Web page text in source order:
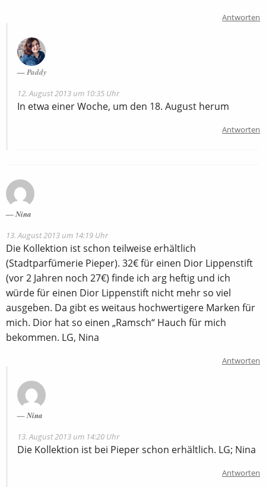
Antworten
Paddy
12. August 2013 um 10:35 Uhr
In etwa einer Woche, um den 18. August herum
Antworten
Nina
13. August 2013 um 14:19 Uhr
Die Kollektion ist schon teilweise erhältlich
(Stadtparfümerie Pieper). 32€ für einen Dior Lippenstift
(vor 2 Jahren noch 27€) finde ich arg heftig und ich
würde für einen Dior Lippenstift nicht mehr so viel
ausgeben. Da gibt es weitaus hochwertigere Marken für
mich. Dior hat so einen „Ramsch“ Hauch für mich
bekommen. LG, Nina
Antworten
Nina
13. August 2013 um 14:20 Uhr
Die Kollektion ist bei Pieper schon erhältlich. LG; Nina
Antworten